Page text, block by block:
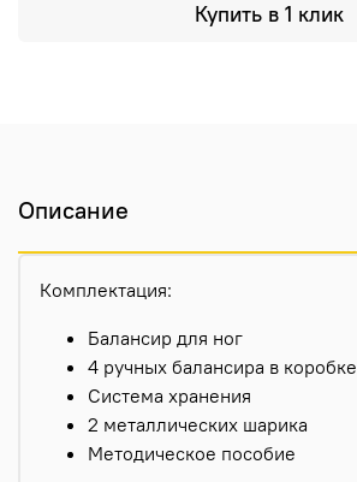
Купить в 1 клик
Описание
Комплектация:
Балансир для ног
4 ручных балансира в коробке
Система хранения
2 металлических шарика
Методическое пособие